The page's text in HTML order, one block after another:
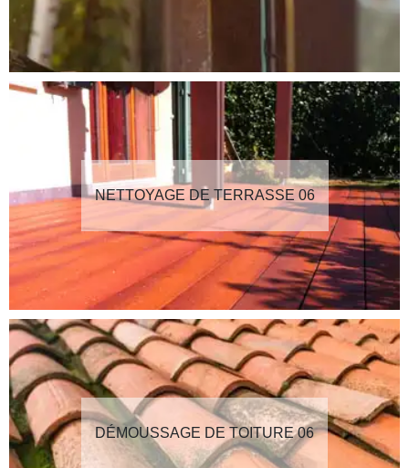
NETTOYAGE DE TERRASSE 06
DÉMOUSSAGE DE TOITURE 06